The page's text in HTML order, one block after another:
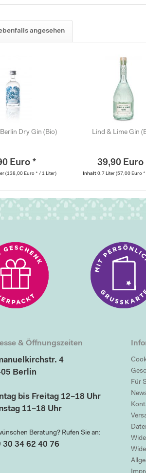
angesehen
Dry Gin (Bio)
Euro *
(138,00 Euro * / 1 Liter)
Lind & Lime Gin
39,90 Euro
Inhalt0.7 Liter(57,00 Euro *
& Öffnungszeiten
4
Berlin
bis Freitag 12–18 Uhr
11–18 Uhr
Beratung? Rufen Sie an:
30 34 62 40 76
Für